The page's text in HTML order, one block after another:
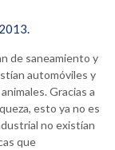
de saneamiento y
automóviles y
Gracias a
esto ya no es
no existían
que